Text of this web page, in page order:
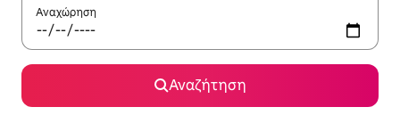
Αναχώρηση
Αναζήτηση